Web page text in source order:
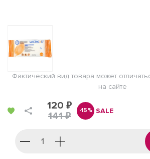
Фактический вид товара может
на сайте
120 ₽
141 ₽
-15% SALE